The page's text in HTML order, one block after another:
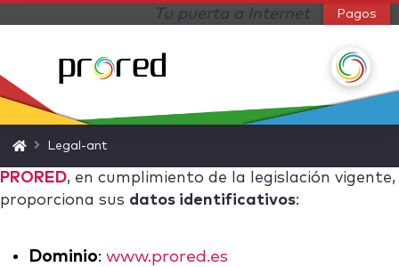
Tu puerta a Internet Pagos
HomeLegal-ant
PRORED, en cumplimiento de la legislación vigente,
proporciona sus datos identificativos:
Dominio: www.prored.es